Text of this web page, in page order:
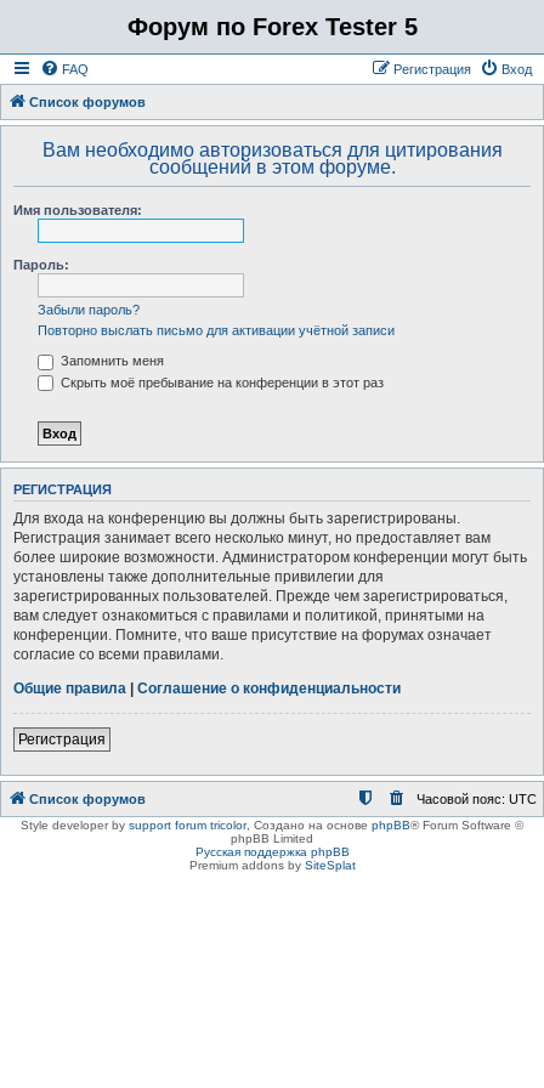
Форум по Forex Tester 5
FAQ Вход
Регистрация
Список форумов
Вам необходимо авторизоваться для цитирования
сообщений в этом форуме.
Имя пользователя:
Пароль:
Забыли пароль?
Повторно выслать письмо для активации учётной записи
Запомнить меня
Скрыть моё пребывание на конференции в этот раз
РЕГИСТРАЦИЯ
Для входа на конференцию вы должны быть зарегистрированы.
Регистрация занимает всего несколько минут, но предоставляет вам
более широкие возможности. Администратором конференции могут быть
установлены также дополнительные привилегии для
зарегистрированных пользователей. Прежде чем зарегистрироваться,
вам следует ознакомиться с правилами и политикой, принятыми на
конференции. Помните, что ваше присутствие на форумах означает
согласие со всеми правилами.
Общие правила | Соглашение о конфиденциальности
Регистрация
Список форумов Часовой пояс: UTC
Style developer by support forum tricolor, Создано на основе phpBB® Forum Software ©
phpBB Limited
Русская поддержка phpBB
Premium addons by SiteSplat